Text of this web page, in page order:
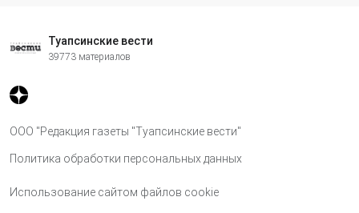
Туапсинские вести
39773 материалов
ООО "Редакция газеты "Туапсинские вести"
Политика обработки персональных данных
Использование сайтом файлов cookie